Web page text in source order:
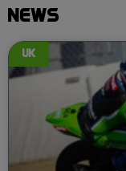
NEWS
UK